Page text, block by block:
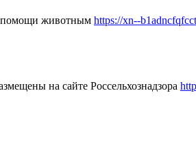
помощи животным https://xn--
на сайте Россельхознадзора